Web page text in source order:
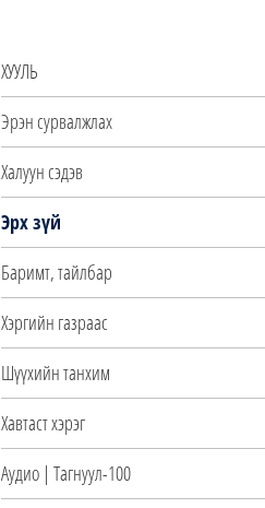
ХУУЛЬ
Эрэн сурвалжлах
Халуун сэдэв
Эрх зүй
Баримт, тайлбар
Хэргийн газраас
Шүүхийн танхим
Хавтаст хэрэг
Аудио | Тагнуул-100